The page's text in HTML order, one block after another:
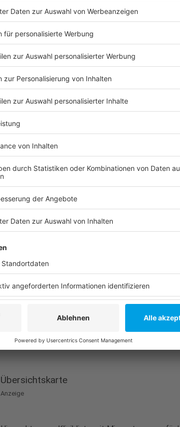
Für NRW lässt sich anhand der Karte sagen, dass
Bauchspeicheldrüse und Frühgeborene diverse
erfüllen. Unter den Genannten befinden sich auch
Mindestmengen an Operationen erstmalig oder
Anzeige
Geht es allerdings in die Gebiete der Leber und
Universitätskliniken Münster, Essen, Aachen,
der Stadt Köln erfüllen die Mindestmenge. Im
Kliniken.
Sauerland außen vor
Anzeige
Eine Auffälligkeit der landesweiten Übersichts-
Bereich Knie kein Krankenhaus, das eine
beispielsweise eine Bauchspeildrüsen-OP wäre
Anzeige
Übersichtskarte
Anzeige